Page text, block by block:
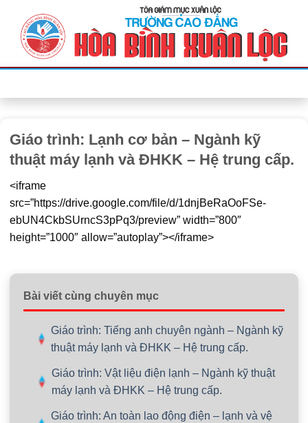
Giáo trình: Lạnh cơ bản – Ngành kỹ
thuật máy lạnh và ĐHKK – Hệ trung cấp.
<iframe
src=”https://drive.google.com/file/d/1dnjBeRaOoFSe-
ebUN4CkbSUrncS3pPq3/preview” width=”800″
height=”1000″ allow=”autoplay”></iframe>
Bài viết cùng chuyên mục
Giáo trình: Tiếng anh chuyên ngành – Ngành kỹ
thuật máy lạnh và ĐHKK – Hệ trung cấp.
Giáo trình: Vật liệu điện lạnh – Ngành kỹ thuật
máy lạnh và ĐHKK – Hệ trung cấp.
Giáo trình: An toàn lao động điện – lạnh và vệ